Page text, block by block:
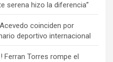
serena hizo la diferencia”
coinciden por
deportivo internacional
Ferran Torres rompe el